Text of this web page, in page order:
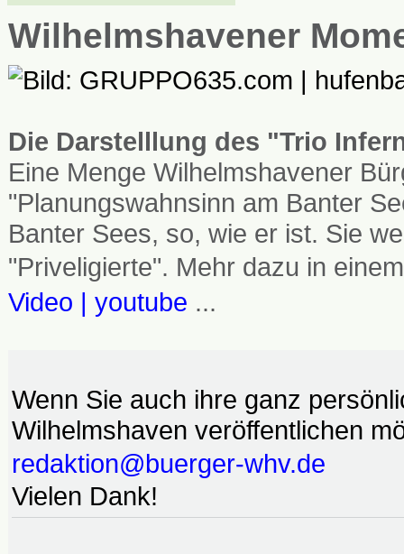
Wilhelmshavener
Die Darstelllung des "Trio
Eine Menge Wilhelmshavener
"Planungswahnsinn am Banter
Banter Sees, so, wie er ist. Sie
"Priveligierte". Mehr dazu in
Video | youtube ...
Wenn Sie auch ihre ganz
Wilhelmshaven veröffentlichen
redaktion@buerger-whv.de
Vielen Dank!